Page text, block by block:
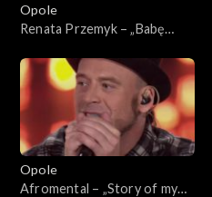
Opole
Renata Przemyk – „Babę
Koncert „SuperJedynki”
Opole
Afromental – „Story of my